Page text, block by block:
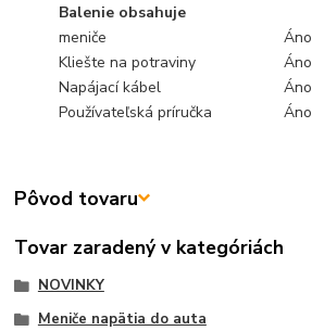
Balenie obsahuje
meniče
Áno
Kliešte na potraviny
Áno
Napájací kábel
Áno
Používateľská príručka
Áno
Pôvod tovaru
Tovar zaradený v kategóriách
NOVINKY
Meniče napätia do auta